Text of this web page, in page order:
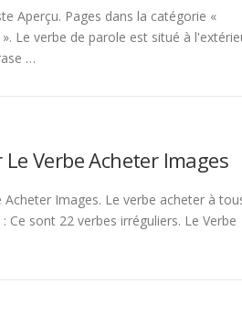
Aperçu. Pages dans la catégorie «
Le verbe de parole est situé à
…
Verbe Acheter Images
Acheter Images. Le verbe acheter à
sont 22 verbes irréguliers. Le Verbe